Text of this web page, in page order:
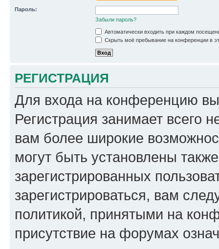
Пароль:
Забыли пароль?
Автоматически входить при каждом
Скрыть моё пребывание на конференции в
РЕГИСТРАЦИЯ
Для входа на конференцию
Регистрация занимает всего
вам более широкие
могут быть установлены
зарегистрированных
зарегистрироваться, вам
политикой, принятыми на
присутствие на форумах